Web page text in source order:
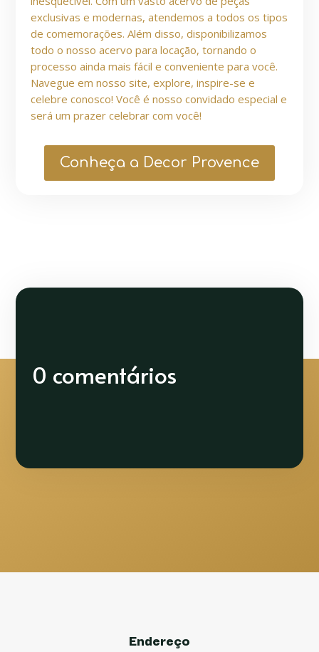
exclusivas e modernas, atendemos a todos os tipos
de comemorações. Além disso, disponibilizamos
todo o nosso acervo para locação, tornando o
processo ainda mais fácil e conveniente para você.
Navegue em nosso site, explore, inspire-se e
celebre conosco! Você é nosso convidado especial e
será um prazer celebrar com você!
Conheça a Decor Provence
0 comentários
Endereço